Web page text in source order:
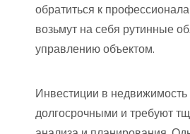
обратиться к
возьмут на себя рутинные
управлению объектом.
Инвестиции в
долгосрочными и требуют